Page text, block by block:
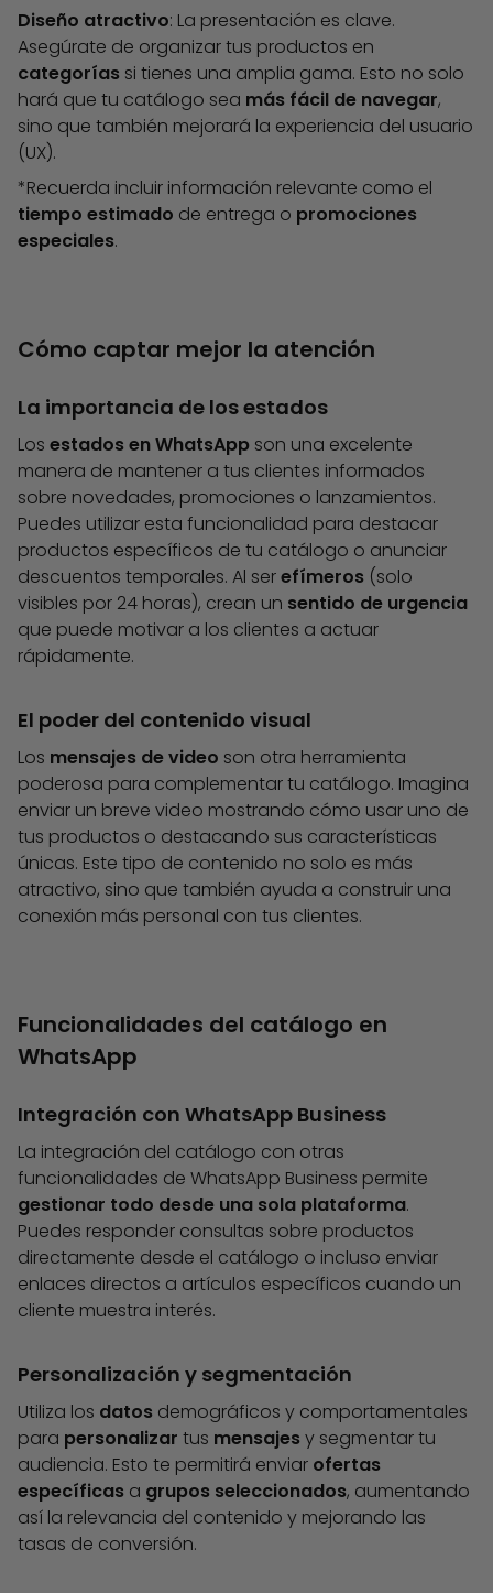
Diseño atractivo: La presentación es clave.
Asegúrate de organizar tus productos en
categorías si tienes una amplia gama. Esto no solo
hará que tu catálogo sea más fácil de navegar,
sino que también mejorará la experiencia del usuario
(UX).
*Recuerda incluir información relevante como el
tiempo estimado de entrega o promociones
especiales.
Cómo captar mejor la atención
La importancia de los estados
Los estados en WhatsApp son una excelente
manera de mantener a tus clientes informados
sobre novedades, promociones o lanzamientos.
Puedes utilizar esta funcionalidad para destacar
productos específicos de tu catálogo o anunciar
descuentos temporales. Al serefímeros (solo
visibles por 24 horas), crean un sentido de urgencia
que puede motivar a los clientes a actuar
rápidamente.
El poder del contenido visual
Los mensajes de video son otra herramienta
poderosa para complementar tu catálogo. Imagina
enviar un breve video mostrando cómo usar uno de
tus productos o destacando sus características
únicas. Este tipo de contenido no solo es más
atractivo, sino que también ayuda a construir una
conexión más personal con tus clientes.
Funcionalidades del catálogo en
WhatsApp
Integración con WhatsApp Business
La integración del catálogo con otras
funcionalidades de WhatsApp Business permite
gestionar todo desde una sola plataforma.
Puedes responder consultas sobre productos
directamente desde el catálogo o incluso enviar
enlaces directos a artículos específicos cuando un
cliente muestra interés.
Personalización y segmentación
Utiliza los datos demográficos y comportamentales
para personalizar tus mensajesy segmentar tu
audiencia. Esto te permitirá enviar ofertas
específicas a grupos seleccionados, aumentando
así la relevancia del contenido y mejorando las
tasas de conversión.